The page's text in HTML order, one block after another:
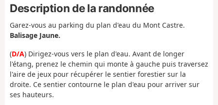
Description de la randonnée
Garez-vous au parking du plan d'eau du Mont Castre.
Balisage Jaune.
(D/A) Dirigez-vous vers le plan d'eau. Avant de longer
l'étang, prenez le chemin qui monte à gauche puis traversez
l'aire de jeux pour récupérer le sentier forestier sur la
droite. Ce sentier contourne le plan d'eau pour arriver sur
ses hauteurs.